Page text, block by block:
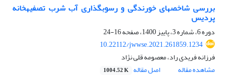
بررسی شاخص‎های خورندگی و رسوب‎گذاری آب شرب تصفیه‎خانه
پردیس
دوره 6، شماره 3، پاییز 1400، صفحه
16-24
10.22112/jwwse.2021.261859.1234
فرزانه فریدی راد، معصومه قلی نژاد
مشاهده مقاله
اصل مقاله 1004.52 K